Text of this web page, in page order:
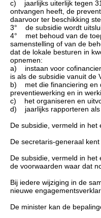
c) jaarlijks uiterlijk tegen
ontvangen heeft, de
daarvoor ter beschikking
3° de subsidie wordt
4° met behoud van de
samenstelling of van de
dat de lokale besturen in
opnemen:
a) instaan voor
is als de subsidie vanuit de
b) met die financiering en
preventiewerking en in
c) het organiseren en
d) jaarlijks rapporteren als
De subsidie, vermeld in
De secretaris-generaal
De subsidie, vermeld in
de voorwaarden waar dat
Bij iedere wijziging in de
nieuwe
De minister kan de